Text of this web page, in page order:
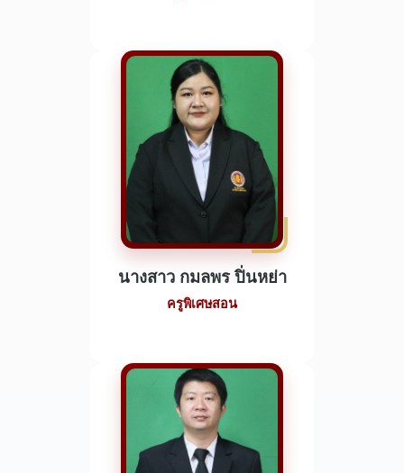
นางสาว กมลพร ปิ่นหย่า
ครูพิเศษสอน